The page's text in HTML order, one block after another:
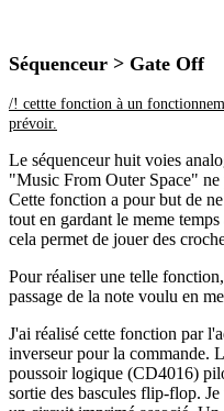
Séquenceur > Gate Off
/! cettte fonction à un
prévoir.
Le séquenceur huit voies
"Music From Outer Space" ne
Cette fonction a pour but de
tout en gardant le meme
cela permet de jouer des
Pour réaliser une telle
passage de la note voulu en
J'ai réalisé cette fonction par
inverseur pour la commande.
poussoir logique (CD4016)
sortie des bascules flip-flop.